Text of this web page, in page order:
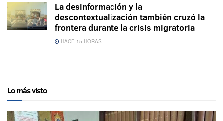
La desinformación y la
descontextualización también cruzó la
frontera durante la crisis migratoria
HACE 15 HORAS
Lo más visto